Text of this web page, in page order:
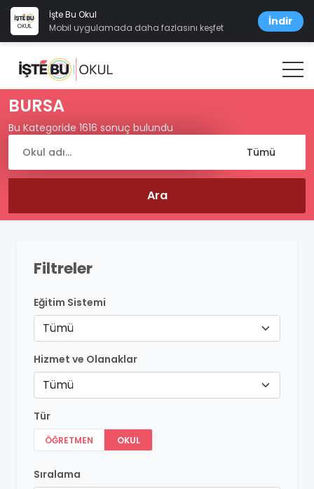
İşte Bu Okul
Mobil uygulamada daha fazlasını keşfet
İndir
BURSA
Bu Kategoride 1616 sonuç bulundu
Filtreler
Eğitim Sistemi
Tümü
Hizmet ve Olanaklar
Tümü
Tür
ÖĞRETMEN OKUL
Sıralama